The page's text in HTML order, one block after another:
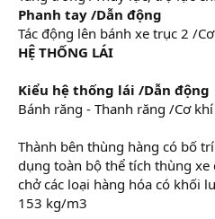
Phanh tay /Dẫn động
Tác động lên bánh xe trục 2 /
HỆ THỐNG LÁI
Kiểu hệ thống lái /Dẫn động
Bánh răng - Thanh răng /Cơ
Thành bên thùng hàng có bố
dụng toàn bộ thể tích thùng
chở các loại hàng hóa có khối
153 kg/m3